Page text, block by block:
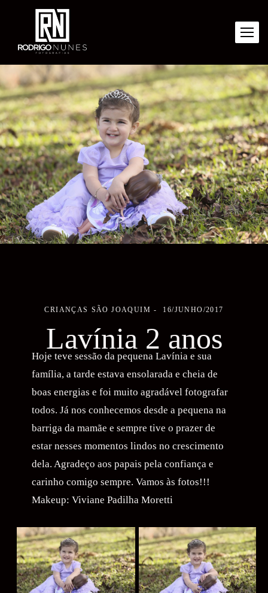
CRIANÇAS SÃO JOAQUIM 16/JUNHO/2017
Lavínia 2 anos
Hoje teve sessão da pequena Lavínia e sua
família, a tarde estava ensolarada e cheia de
boas energias e foi muito agradável fotografar
todos. Já nos conhecemos desde a pequena na
barriga da mamãe e sempre tive o prazer de
estar nesses momentos lindos no crescimento
dela. Agradeço aos papais pela confiança e
carinho comigo sempre. Vamos às fotos!!!
Makeup: Viviane Padilha Moretti